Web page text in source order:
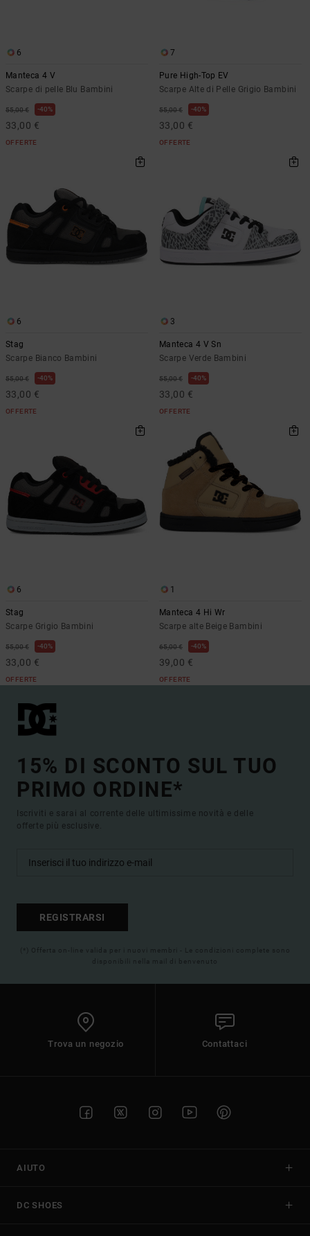
6
Manteca 4 V
Scarpe di pelle Blu Bambini
55,00 € 40%
33,00 €
OFFERTE
7
Pure High-Top EV
Scarpe Alte di Pelle Grigio Bambini
55,00 € 40%
33,00 €
OFFERTE
6
Stag
Scarpe Bianco Bambini
55,00 € 40%
33,00 €
OFFERTE
3
Manteca 4 V Sn
Scarpe Verde Bambini
55,00 € 40%
33,00 €
OFFERTE
6
Stag
Scarpe Grigio Bambini
55,00 € 40%
33,00 €
OFFERTE
1
Manteca 4 Hi Wr
Scarpe alte Beige Bambini
65,00 € 40%
39,00 €
OFFERTE
15% DI SCONTO SUL TUO
PRIMO ORDINE*
Iscriviti e sarai al corrente delle ultimissime novità e delle
offerte più esclusive.
REGISTRARSI
(*) Offerta on-line valida per i nuovi membri - Le condizioni complete sono
disponibili nella mail di benvenuto
Trova un negozio Contattaci
AIUTO
DC SHOES